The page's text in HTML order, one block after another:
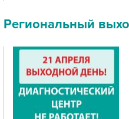
Региональный